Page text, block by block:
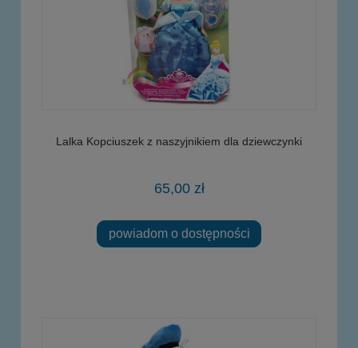
Lalka Kopciuszek z naszyjnikiem dla dziewczynki
65,00 zł
powiadom o dostępności